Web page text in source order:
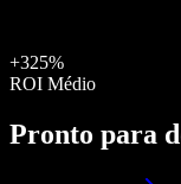
+325%
ROI Médio
Pronto para